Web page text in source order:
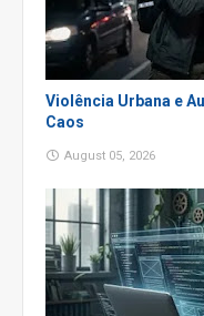
Violência Urbana e
Caos
August 05, 2026